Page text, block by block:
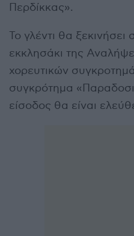
Περδίκκας».
Το γλέντι θα ξεκινήσει
εκκλησάκι της
χορευτικών
συγκρότημα
είσοδος θα είναι